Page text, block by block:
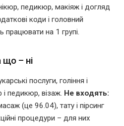
педикюр, макіяж і догляд
коди і головний
працювати на 1 групі.
що – ні
послуги, гоління і
педикюр, візаж. Не входять:
(це 96.04), тату і пірсинг
процедури – для них